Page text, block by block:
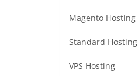
Magento Hosting
Standard Hosting
VPS Hosting